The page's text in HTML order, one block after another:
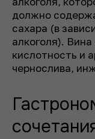
должно
сахара (в
алкоголя).
кислотность и
чернослива,